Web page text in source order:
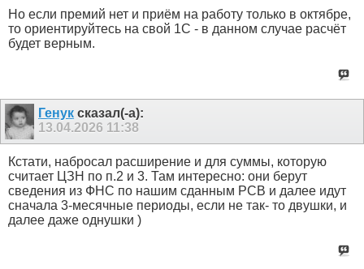
Но если премий нет и приём на работу только в октябре,
то ориентируйтесь на свой 1С - в данном случае расчёт
будет верным.
Генук сказал(-а):
13.04.2026 11:38
Кстати, набросал расширение и для суммы, которую
считает ЦЗН по п.2 и 3. Там интересно: они берут
сведения из ФНС по нашим сданным РСВ и далее идут
сначала 3-месячные периоды, если не так- то двушки, и
далее даже однушки )